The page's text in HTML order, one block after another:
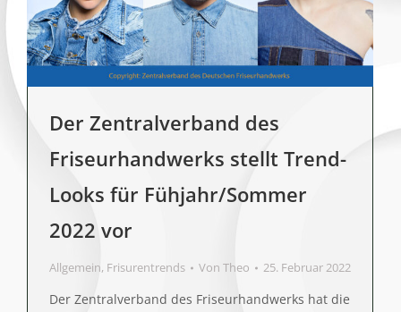
Der Zentralverband des
Friseurhandwerks stellt Trend-
Looks für Fühjahr/Sommer
2022 vor
Allgemein, Frisurentrends Von Theo 25. Februar 2022
Der Zentralverband des Friseurhandwerks hat die